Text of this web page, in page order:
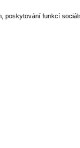
poskytování funkcí